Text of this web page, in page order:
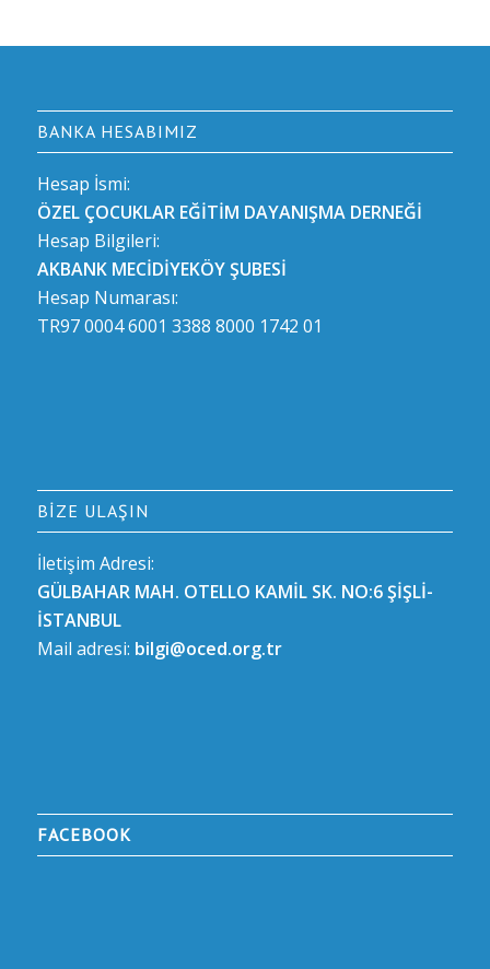
BANKA HESABIMIZ
Hesap İsmi:
ÖZEL ÇOCUKLAR EĞİTİM DAYANIŞMA DERNEĞİ
Hesap Bilgileri:
AKBANK MECİDİYEKÖY ŞUBESİ
Hesap Numarası:
TR97 0004 6001 3388 8000 1742 01
BIZE ULAŞIN
İletişim Adresi:
GÜLBAHAR MAH. OTELLO KAMİL SK. NO:6 ŞİŞLİ-
İSTANBUL
Mail adresi: bilgi@oced.org.tr
FACEBOOK